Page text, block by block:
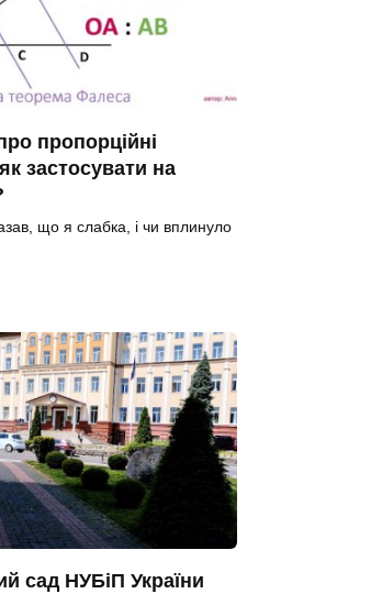
пропорційні
застосувати на
що я слабка, і чи вплинуло
сад НУБіП України